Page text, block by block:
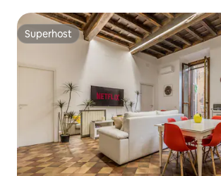
Superhost
Superhost